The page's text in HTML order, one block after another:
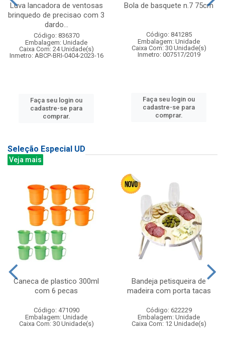
Luva lancadora de ventosas
brinquedo de precisao com 3
dardo...
Código: 836370
Embalagem: Unidade
Caixa Com: 24 Unidade(s)
Inmetro: ABCP-BRI-0404-2023-16
Faça seu login ou
cadastre-se para
comprar.
Bola de basquete n.7 75cm
Código: 841285
Embalagem: Unidade
Caixa Com: 30 Unidade(s)
Inmetro: 007517/2019
Faça seu login ou
cadastre-se para
comprar.
Seleção Especial UD
Veja mais
Caneca de plastico 300ml
com 6 pecas
Código: 471090
Embalagem: Unidade
Caixa Com: 30 Unidade(s)
Bandeja petisqueira de
madeira com porta tacas
Código: 622229
Embalagem: Unidade
Caixa Com: 12 Unidade(s)